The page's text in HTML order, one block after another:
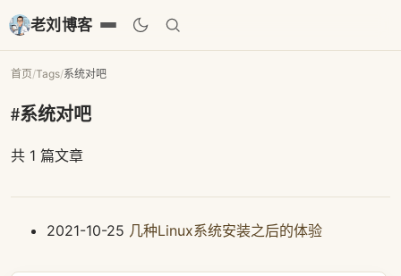
老刘博客
首页/Tags/系统对吧
#系统对吧
共 1 篇文章
2021-10-25 几种Linux系统安装之后的体验